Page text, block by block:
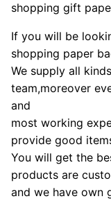
shopping gift
If you will be
shopping paper
We supply all
team,moreover
and
most working
provide good
You will get the
products are
and we have own